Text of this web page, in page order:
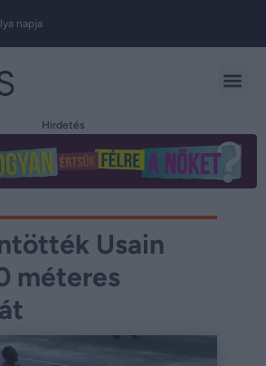
napja
Hirdetés
Usain
méteres